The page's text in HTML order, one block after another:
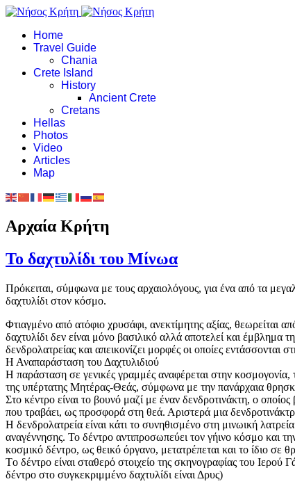
Home
Travel Guide
Chania
Crete Island
History
Ancient Crete
Cretans
Hellas
Photos
Video
Articles
Map
Αρχαία Κρήτη
Το δαχτυλίδι του Μίνωα
Πρόκειται, σύμφωνα με τους αρχαιολόγους, για ένα από τα
δαχτυλίδι στον κόσμο.
Φτιαγμένο από ατόφιο χρυσάφι, ανεκτίμητης αξίας, θεωρείται
δαχτυλίδι δεν είναι μόνο βασιλικό αλλά αποτελεί και
δενδρολατρείας και απεικονίζει μορφές οι οποίες εντάσσονται
Η Αναπαράσταση του Δαχτυλιδιού
Η παράσταση σε γενικές γραμμές αναφέρεται στην κοσμογονία,
της υπέρτατης Μητέρας-Θεάς, σύμφωνα με την πανάρχαια
Στο κέντρο είναι το βουνό μαζί με έναν δενδροτινάκτη, ο
που τραβάει, ως προσφορά στη θεά. Αριστερά μια
Η δενδρολατρεία είναι κάτι το συνηθισμένο στη μινωική
αναγέννησης. Το δέντρο αντιπροσωπεύει τον γήινο κόσμο και
κοσμικό δέντρο, ως θεικό όργανο, μετατρέπεται και το ίδιο σε
Tο δέντρο είναι σταθερό στοιχείο της σκηνογραφίας του
δέντρο στο συγκεκριμμένο δαχτυλίδι είναι Δρυς)